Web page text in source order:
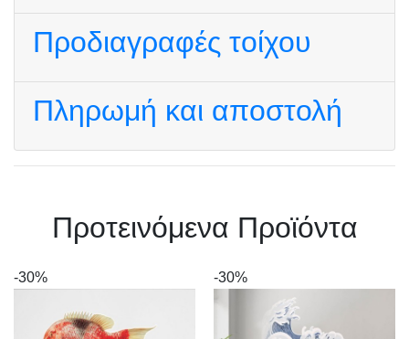
Προδιαγραφές τοίχου
Πληρωμή και αποστολή
Πρoτεινόμενα Προϊόντα
-30% -30%